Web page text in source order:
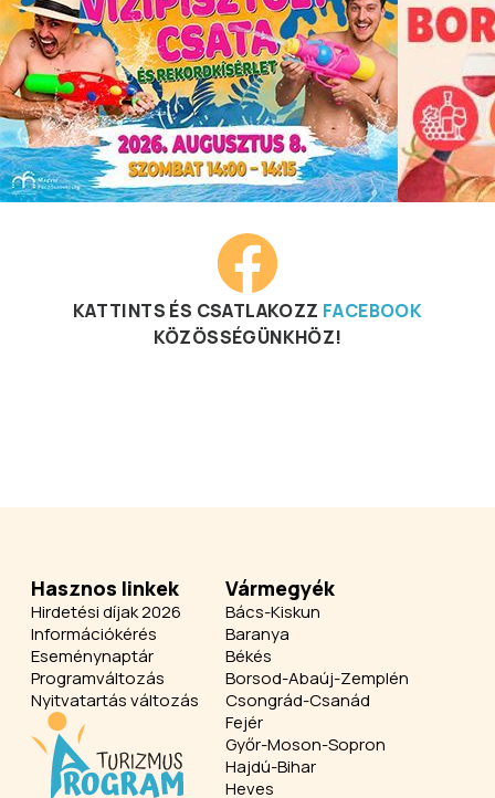
KATTINTS ÉS CSATLAKOZZ FACEBOOK
KÖZÖSSÉGÜNKHÖZ!
Hasznos linkek
Hirdetési díjak 2026
Információkérés
Eseménynaptár
Programváltozás
Nyitvatartás változás
Vármegyék
Bács-Kiskun
Baranya
Békés
Borsod-Abaúj-Zemplén
Csongrád-Csanád
Fejér
Győr-Moson-Sopron
Hajdú-Bihar
Heves